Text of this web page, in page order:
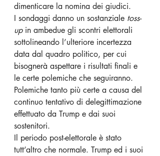
dimenticare la nomina dei giudici.
I sondaggi danno un sostanziale toss-
up in ambedue gli scontri elettorali
sottolineando l’ulteriore incertezza
data dal quadro politico, per cui
bisognerà aspettare i risultati finali e
le certe polemiche che seguiranno.
Polemiche tanto più certe a causa del
continuo tentativo di delegittimazione
effettuato da Trump e dai suoi
sostenitori.
Il periodo post-elettorale è stato
tutt’altro che normale. Trump ed i suoi